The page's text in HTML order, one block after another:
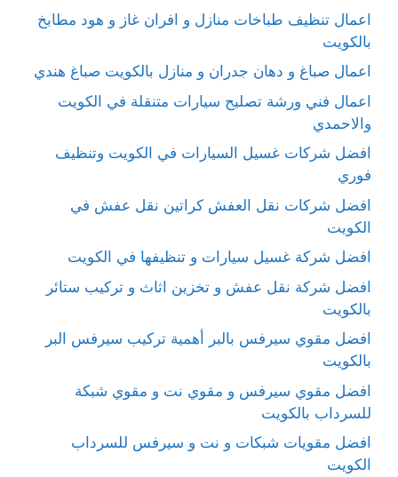
اعمال تنظيف طباخات منازل و افران غاز و هود مطابخ
بالكويت
اعمال صباغ و دهان جدران و منازل بالكويت صباغ هندي
اعمال فني ورشة تصليح سيارات متنقلة في الكويت
والاحمدي
افضل شركات غسيل السيارات في الكويت وتنظيف
فوري
افضل شركات نقل العفش كراتين نقل عفش في
الكويت
افضل شركة غسيل سيارات و تنظيفها في الكويت
افضل شركة نقل عفش و تخزين اثاث و تركيب ستائر
بالكويت
افضل مقوي سيرفس بالبر أهمية تركيب سيرفس البر
بالكويت
افضل مقوي سيرفس و مقوي نت و مقوي شبكة
للسرداب بالكويت
افضل مقويات شبكات و نت و سيرفس للسرداب
الكويت